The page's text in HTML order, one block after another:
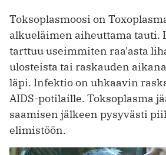
Toksoplasmoosi on
alkueläimen aiheuttama tauti.
tarttuu useimmiten raa'asta
ulosteista tai raskauden
läpi. Infektio on uhkaavin
AIDS-potilaille. Toksoplasma
saamisen jälkeen pysyvästi
elimistöön.